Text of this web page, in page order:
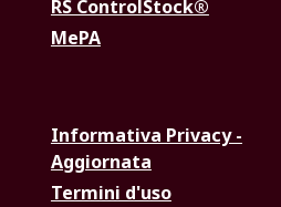
RS ControlStock®
MePA
Informativa Privacy -
Aggiornata
Termini d'uso